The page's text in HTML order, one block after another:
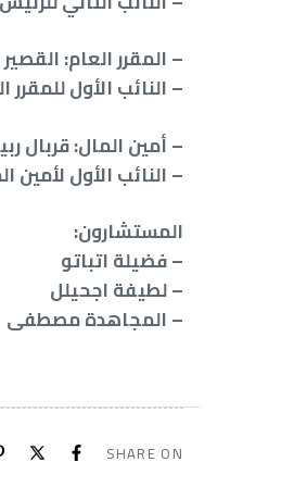
– المقرر العام: القصير
– النائب الأول
– أمين المال: قربال
– النائب الأول لأمين
المستشارون:
– فضيلة اتباتو
– لطيفة اجحيلل
– المجاهدة مصطفى
SHARE ON